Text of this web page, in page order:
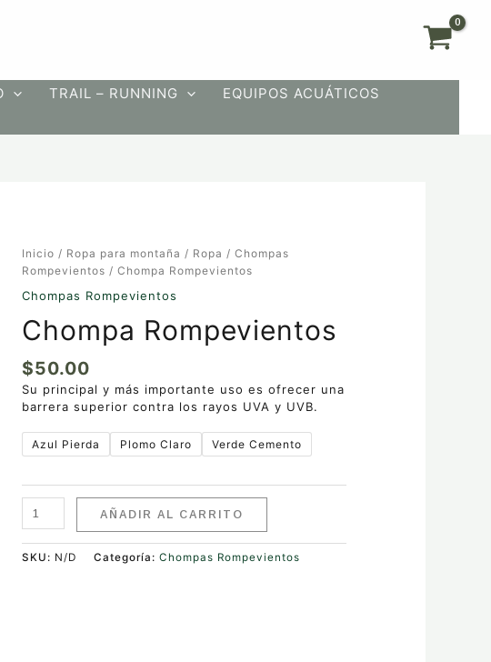
TRAIL – RUNNING
EQUIPOS ACUÁTICOS
Inicio / Ropa para montaña / Ropa /Chompas
Rompevientos / Chompa Rompevientos
Chompas Rompevientos
Chompa Rompevientos
$50.00
Su principal y más importante uso es ofrecer una
barrera superior contra los rayos UVA y UVB.
Azul Pierda Plomo Claro Verde Cemento
Chompa
Rompevientos
AÑADIR AL CARRITO
SKU: N/D Categoría:Chompas Rompevientos